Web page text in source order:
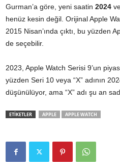
Gurman’a göre, yeni saatin 2024
henüz kesin değil. Orijinal Apple
2015 Nisan’ında çıktı, bu yüzden
de seçebilir.
2023, Apple Watch Serisi 9’un
yüzden Seri 10 veya “X” adının
düşünülüyor, ama “X” adı şu an
ETİKETLER APPLE APPLE WATCH